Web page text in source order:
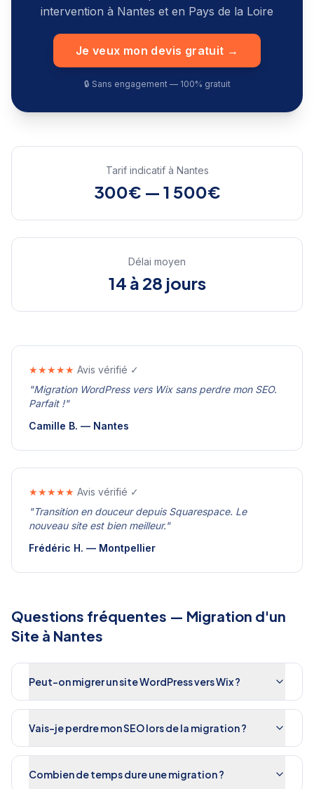
intervention à Nantes et en Pays de la Loire
Je veux mon devis gratuit →
🔒 Sans engagement — 100% gratuit
Tarif indicatif à Nantes
300€ — 1 500€
Délai moyen
14 à 28 jours
★★★★★ Avis vérifié ✓
"Migration WordPress vers Wix sans perdre mon SEO.
Parfait !"
Camille B. — Nantes
★★★★★ Avis vérifié ✓
"Transition en douceur depuis Squarespace. Le
nouveau site est bien meilleur."
Frédéric H. — Montpellier
Questions fréquentes — Migration d'un
Site à Nantes
Peut-on migrer un site WordPress vers Wix ?
Vais-je perdre mon SEO lors de la migration ?
Combien de temps dure une migration ?